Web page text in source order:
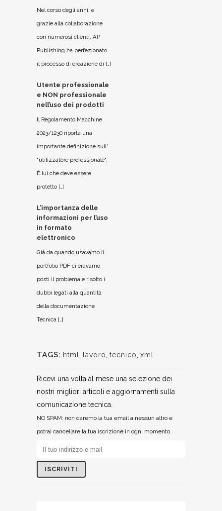
Nel corso degli anni, e
grazie alla collaborazione
con numerosi clienti, AP
Publishing ha perfezionato
il processo di creazione di […]
Utente professionale
e NON professionale
nell’uso dei prodotti
Il Regolamento Macchine
2023/1230 riporta una
importante definizione sull'
"utilizzatore professionale".
È lui che deve essere
protetto […]
L’importanza delle
informazioni per l’uso
in formato
elettronico
Già da quando usavamo il
portfolio PDF ci eravamo
posti il problema e risolto i
dubbi legati alla quantità
della documentazione
Tecnica […]
TAGS: html lavoro tecnico xml
Ricevi una volta al mese una selezione dei
nostri migliori articoli e aggiornamenti sulla
comunicazione tecnica.
NO SPAM: non daremo la tua email a nessun altro e
potrai cancellare la tua iscrizione in ogni momento.